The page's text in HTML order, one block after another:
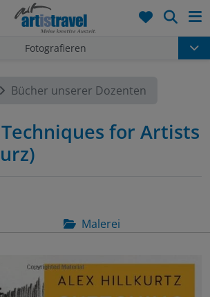
Fotografieren
Bücher unserer Dozenten
for Artists
Malerei